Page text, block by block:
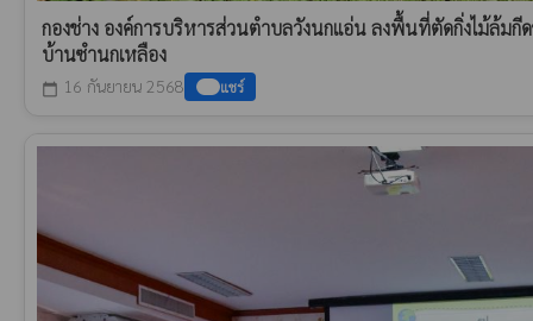
กองช่าง องค์การบริหารส่วนตำบลวังนกแอ่น ลงพื้นที่ตัดกิ่งไม้ล้ม
บ้านซำนกเหลือง
calendar_today 16 กันยายน 2568 แชร์